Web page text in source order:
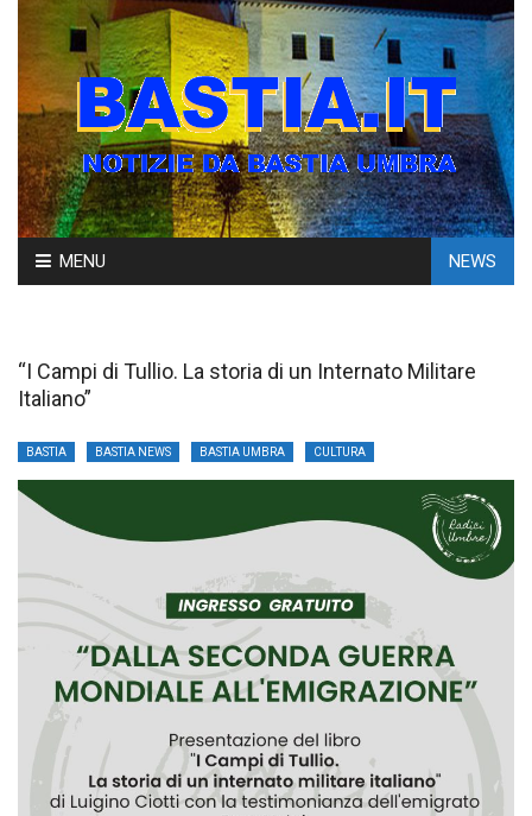
Skip
to
MENU NEWS
“I Campi di Tullio. La storia di un Internato Militare
Italiano”
BASTIA BASTIA NEWS BASTIA UMBRA CULTURA